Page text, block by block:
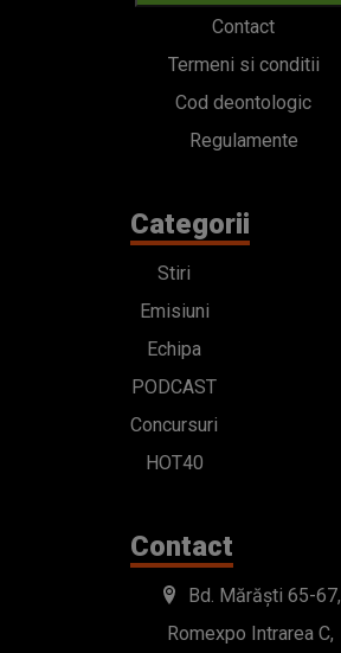
Contact
Termeni si conditii
Cod deontologic
Regulamente
Categorii
Stiri
Emisiuni
Echipa
PODCAST
Concursuri
HOT40
Contact
Bd. Mărăști 65-67,
Romexpo Intrarea C,